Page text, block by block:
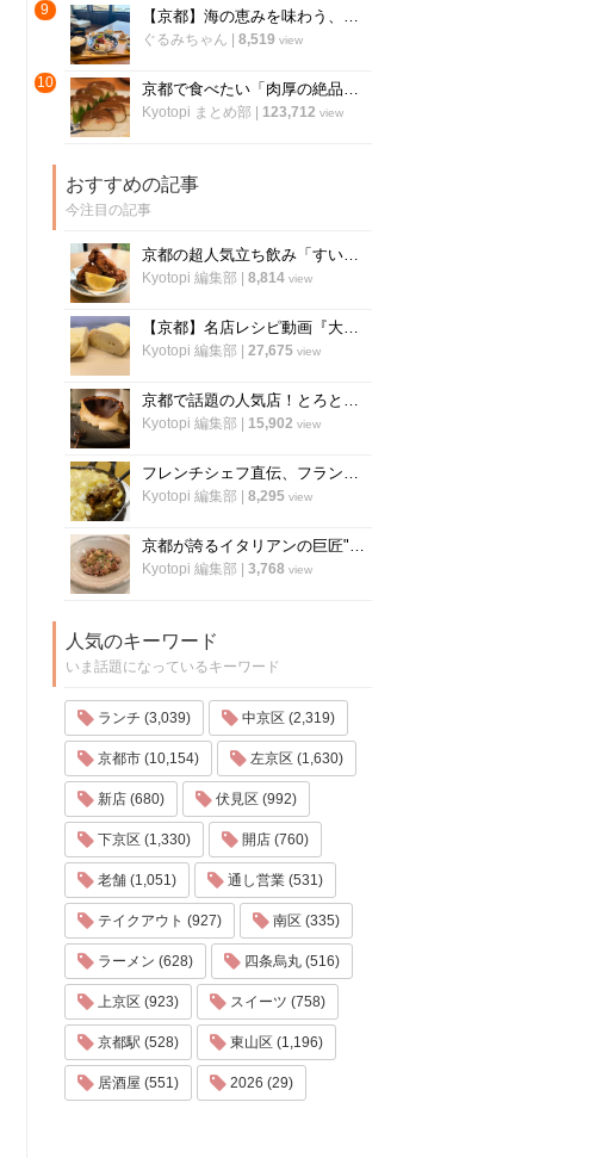
9 【京都】海の恵みを味わう、海辺のカフェ食堂で贅沢ランチ『地産食堂HISAMI』
ぐるみちゃん 8,519 view
10 京都で食べたい「肉厚の絶品さば寿司」厳選9店！老舗や定番から穴場まで【まとめ】
Kyotopi まとめ部 123,712 view
おすすめの記事
今注目の記事
京都の超人気立ち飲み「すいば」が美味しい『から揚げ』の作り方を伝授！
Kyotopi 編集部 8,814 view
【京都】名店レシピ動画『大徳寺さいき家』直伝 「ふわふわ だし巻き卵」の作り方！
Kyotopi 編集部 27,675 view
京都で話題の人気店！とろとろ濃厚バスクチーズケーキの作り方〜「フォーチュンガーデン京都」
Kyotopi 編集部 15,902 view
フレンチシェフ直伝、フランスの家庭料理『ジャガイモとミートソースのグラタン』の作り方
Kyotopi 編集部 8,295 view
京都が誇るイタリアンの巨匠"笹島シェフ"の料理動画第二弾！今度はリゾット！
Kyotopi 編集部 3,768 view
人気のキーワード
いま話題になっているキーワード
ランチ (3,039) 中京区 (2,319)
京都市 (10,154) 左京区 (1,630)
新店 (680) 伏見区 (992)
下京区 (1,330) 開店 (760)
老舗 (1,051) 通し営業 (531)
テイクアウト (927) 南区 (335)
ラーメン (628) 四条烏丸 (516)
上京区 (923) スイーツ (758)
京都駅 (528) 東山区 (1,196)
居酒屋 (551) 2026 (29)